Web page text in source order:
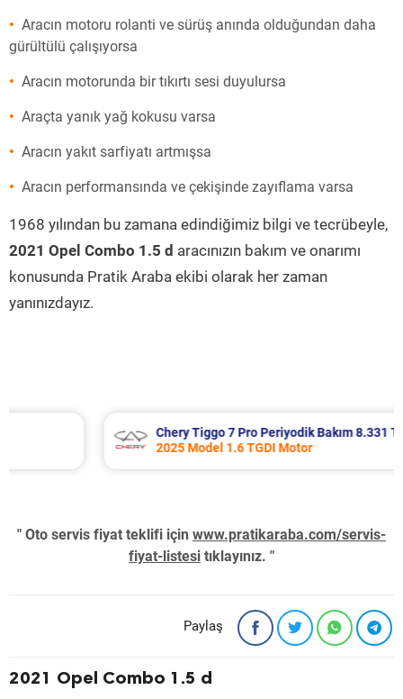
Aracın motoru rolanti ve sürüş anında olduğundan daha
gürültülü çalışıyorsa
Aracın motorunda bir tıkırtı sesi duyulursa
Araçta yanık yağ kokusu varsa
Aracın yakıt sarfiyatı artmışsa
Aracın performansında ve çekişinde zayıflama varsa
1968 yılından bu zamana edindiğimiz bilgi ve tecrübeyle,
2021 Opel Combo 1.5 d aracınızın bakım ve onarımı
konusunda Pratik Araba ekibi olarak her zaman
yanınızdayız.
Chery Tiggo 7 Pro Periyodik Bakım 8.331 TL
2025 Model 1.6 TGDI Motor
" Oto servis fiyat teklifi için www.pratikaraba.com/servis-
fiyat-listesi tıklayınız. "
Paylaş
2021 Opel Combo 1.5 d